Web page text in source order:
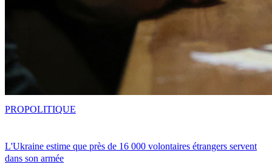
L'Ukraine estime que près de 16 000 volontaires étrangers servent
dans son armée
PROPOLITIQUE